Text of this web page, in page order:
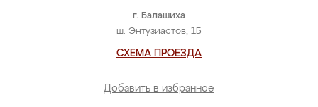
г. Балашиха
ш. Энтузиастов, 1Б
СХЕМА ПРОЕЗДА
Добавить в избранное